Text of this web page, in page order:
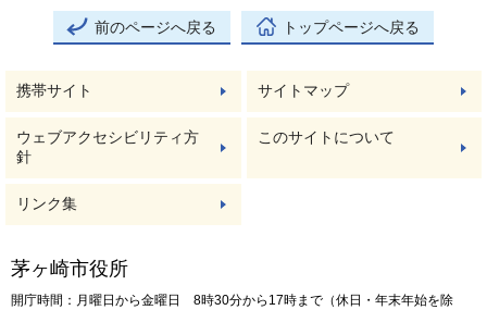
前のページへ戻る トップページへ戻る
携帯サイト サイトマップ
ウェブアクセシビリティ方
針
このサイトについて
リンク集
茅ヶ崎市役所
開庁時間：月曜日から金曜日 8時30分から17時まで（休日・年末年始を除